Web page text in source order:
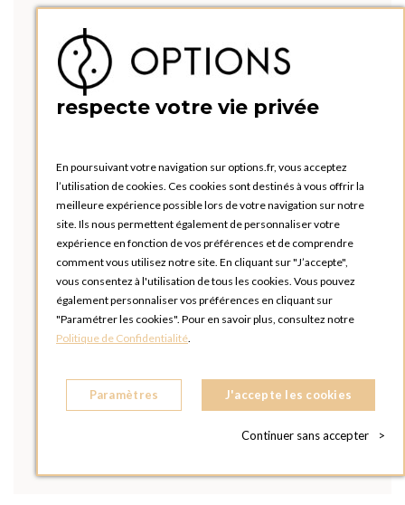
respecte votre vie privée
En poursuivant votre navigation sur options.fr, vous acceptez
l’utilisation de cookies. Ces cookies sont destinés à vous offrir la
meilleure expérience possible lors de votre navigation sur notre
site. Ils nous permettent également de personnaliser votre
expérience en fonction de vos préférences et de comprendre
comment vous utilisez notre site. En cliquant sur "J’accepte",
vous consentez à l'utilisation de tous les cookies. Vous pouvez
également personnaliser vos préférences en cliquant sur
"Paramétrer les cookies". Pour en savoir plus, consultez notre
Politique de Confidentialité.
Paramètres J'accepte les cookies
Continuer sans accepter >